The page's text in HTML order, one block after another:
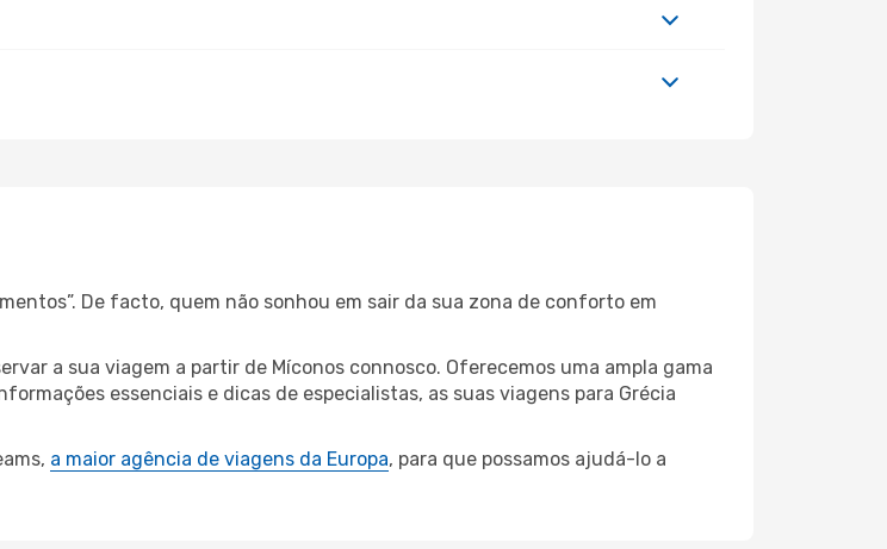
De facto, quem não sonhou em sair da sua zona de conforto em
a sua viagem a partir de Míconos connosco. Oferecemos uma ampla gama
essenciais e dicas de especialistas, as suas viagens para Grécia
a maior agência de viagens da Europa, para que possamos ajudá-lo a